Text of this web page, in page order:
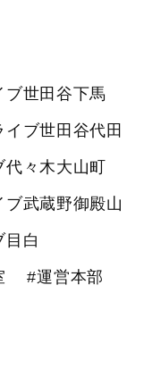
ブ世田谷下馬
イブ世田谷代田
々木大山町
ブ武蔵野御殿山
目白
#運営本部